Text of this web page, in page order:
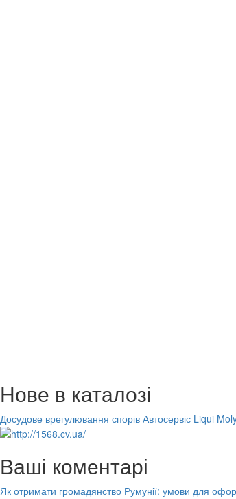
Нове в каталозі
Досудове врегулювання спорів Автосервіс Liqui
Ваші коментарі
Як отримати громадянство Румунії: умови для